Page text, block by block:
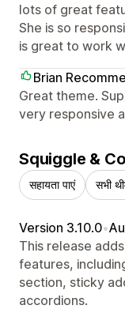
lots of great
She is so
is great to work
Brian
Great theme.
very responsive
Squiggle &
सहायता पाएं सभी
Version 3.10.0•
This release
features,
section, sticky
accordions.